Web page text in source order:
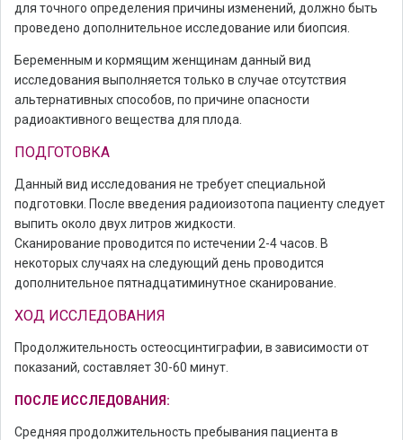
для точного определения причины изменений, должно быть
проведено дополнительное исследование или биопсия.
Беременным и кормящим женщинам данный вид
исследования выполняется только в случае отсутствия
альтернативных способов, по причине опасности
радиоактивного вещества для плода.
ПОДГОТОВКА
Данный вид исследования не требует специальной
подготовки. После введения радиоизотопа пациенту следует
выпить около двух литров жидкости.
Сканирование проводится по истечении 2-4 часов. В
некоторых случаях на следующий день проводится
дополнительное пятнадцатиминутное сканирование.
ХОД ИССЛЕДОВАНИЯ
Продолжительность остеосцинтиграфии, в зависимости от
показаний, составляет 30-60 минут.
ПОСЛЕ ИССЛЕДОВАНИЯ:
Средняя продолжительность пребывания пациента в